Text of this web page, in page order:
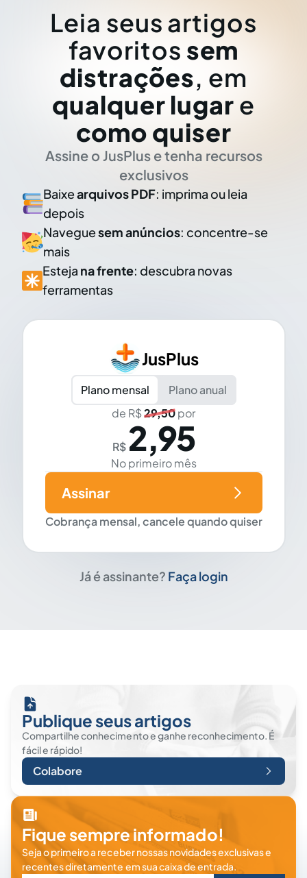
Leia seus artigos
favoritos sem
distrações, em
qualquer lugar e
como quiser
Assine o JusPlus e tenha recursos
exclusivos
Baixearquivos PDF: imprima ou leia
depois
Naveguesem anúncios: concentre-se
mais
Esteja na frente: descubra novas
ferramentas
JusPlus
Plano mensal
Plano anual
de R$29,50por
R$ 2,95
No primeiro mês
Cobrança mensal, cancele quando quiser
Assinar
Já é assinante? Faça login
Publique seus artigos
Compartilhe conhecimento e ganhe reconhecimento. É
fácil e rápido!
Colabore
Fique sempre informado!
Seja o primeiro a receber nossas novidades exclusivas e
recentes diretamente em sua caixa de entrada.